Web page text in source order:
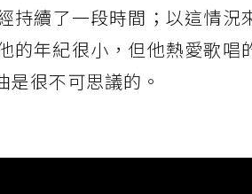
持續了一段時間；以這情況
年紀很小，但他熱愛歌唱
很不可思議的。